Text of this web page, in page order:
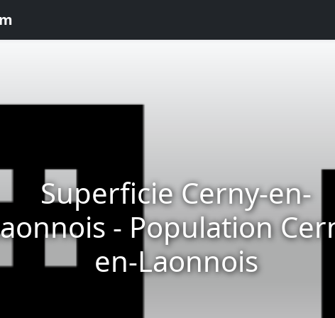
Superficie Cerny-en-
- Population
en-Laonnois